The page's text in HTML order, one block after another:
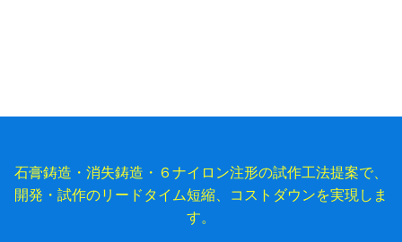
石膏鋳造・消失鋳造・６ナイロン注形の試作工法提案で、
開発・試作のリードタイム短縮、コストダウンを実現しま
す。